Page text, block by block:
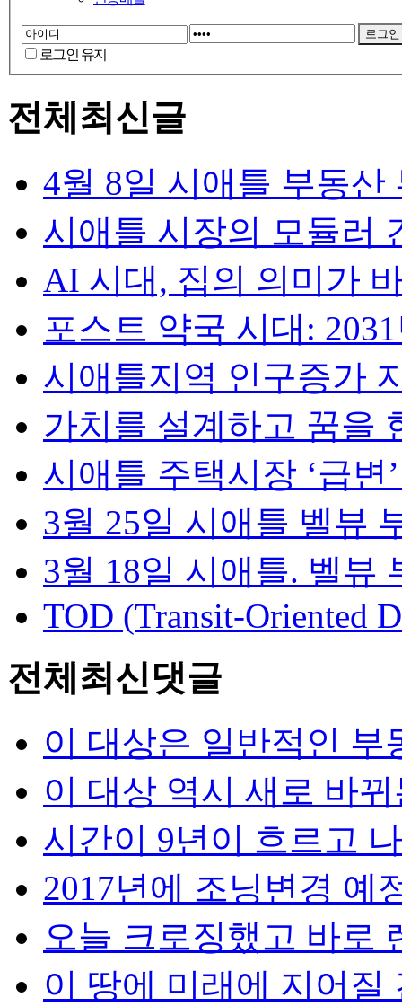
로그인 유지
전체최신글
4월 8일 시애틀 부동산
시애틀 시장의 모듈러
AI 시대, 집의 의미가
포스트 약국 시대:
시애틀지역 인구증가
가치를 설계하고 꿈을
시애틀 주택시장 ‘급
3월 25일 시애틀 벨뷰
3월 18일 시애틀. 벨뷰
TOD (Transit-Oriented
전체최신댓글
이 대상은 일반적인 부
이 대상 역시 새로 바
시간이 9년이 흐르고
2017년에 조닝변경 예
오늘 크로징했고 바로
이 땅에 미래에 지어질